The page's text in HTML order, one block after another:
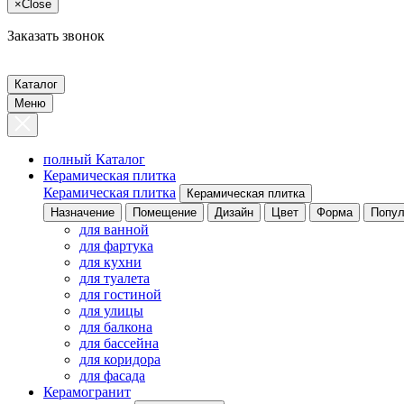
×Close
Заказать звонок
Каталог
Меню
полный Каталог
Керамическая плитка
Керамическая плитка
Керамическая плитка
Назначение
Помещение Дизайн Цвет Форма
для ванной
для фартука
для кухни
для туалета
для гостиной
для улицы
для балкона
для бассейна
для коридора
для фасада
Керамогранит